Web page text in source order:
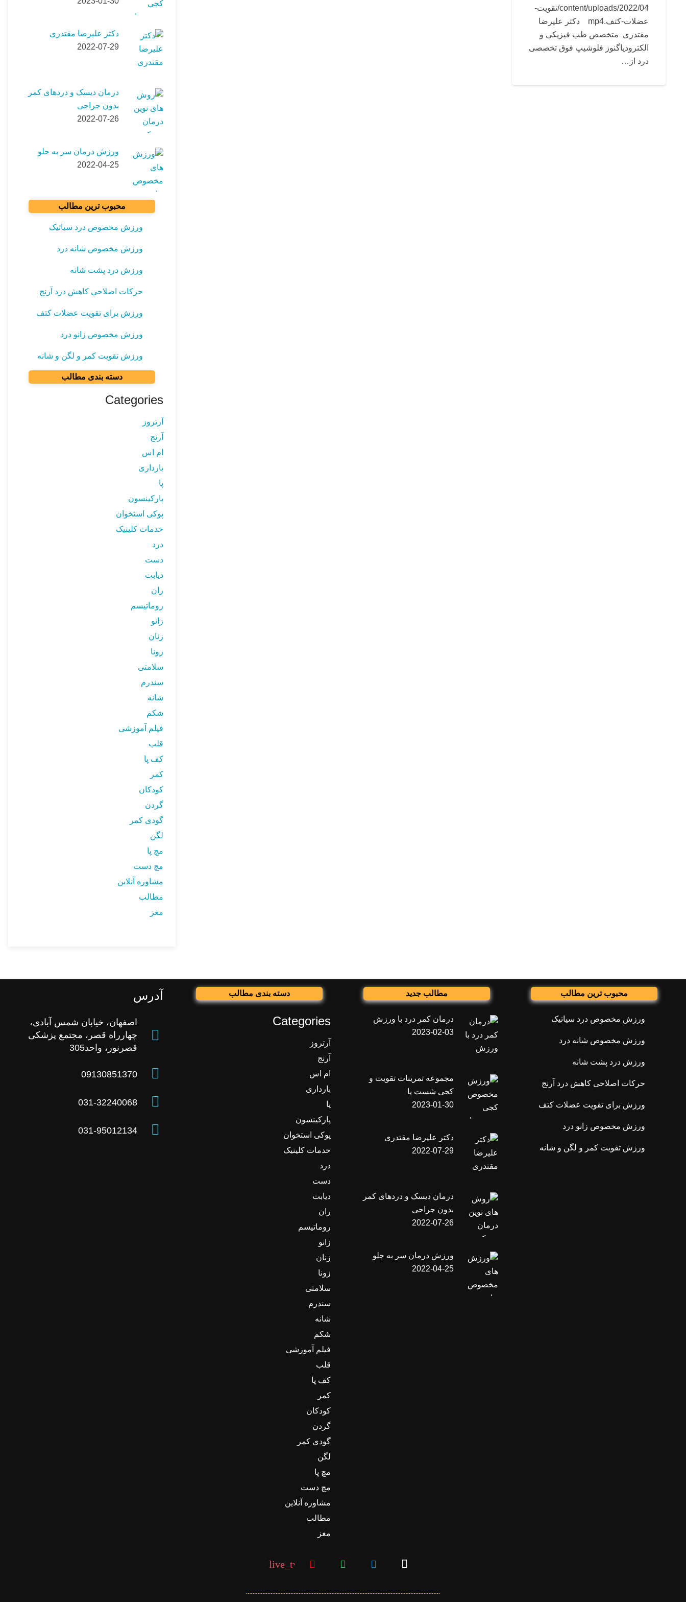
content/uploads/2022/04/تقویت-
عضلات-کتف.mp4 دکتر علیرضا
مقتدری متخصص طب فیزیکی و
الکترودیاگنوز فلوشیپ فوق تخصصی
درد از…
دکتر علیرضا مقتدری
2022-07-29
درمان دیسک و دردهای کمر
بدون جراحی
2022-07-26
ورزش درمان سر به جلو
2022-04-25
محبوب ترین مطالب
ورزش مخصوص درد سیاتیک
ورزش مخصوص شانه درد
ورزش درد پشت شانه
حرکات اصلاحی کاهش درد آرنج
ورزش برای تقویت عضلات کتف
ورزش مخصوص زانو درد
ورزش تقویت کمر و لگن و شانه
دسته بندی مطالب
Categories
آرتروز
آرنج
ام اس
بارداری
پا
پارکینسون
پوکی استخوان
خدمات کلینیک
درد
دست
دیابت
ران
روماتیسم
زانو
زنان
زونا
سلامتی
سندرم
شانه
شکم
فیلم آموزشی
قلب
کف پا
کمر
کودکان
گردن
گودی کمر
لگن
مچ پا
مچ دست
مشاوره آنلاین
مطالب
مغز
محبوب ترین مطالب
ورزش مخصوص درد سیاتیک
ورزش مخصوص شانه درد
ورزش درد پشت شانه
حرکات اصلاحی کاهش درد آرنج
ورزش برای تقویت عضلات کتف
ورزش مخصوص زانو درد
ورزش تقویت کمر و لگن و شانه
مطالب جدید
درمان کمر درد با ورزش
2023-02-03
مجموعه تمرینات تقویت و
کجی شست پا
2023-01-30
دکتر علیرضا مقتدری
2022-07-29
درمان دیسک و دردهای کمر
بدون جراحی
2022-07-26
ورزش درمان سر به جلو
2022-04-25
دسته بندی مطالب
Categories
آرتروز
آرنج
ام اس
بارداری
پا
پارکینسون
پوکی استخوان
خدمات کلینیک
درد
دست
دیابت
ران
روماتیسم
زانو
زنان
زونا
سلامتی
سندرم
شانه
شکم
فیلم آموزشی
قلب
کف پا
کمر
کودکان
گردن
گودی کمر
لگن
مچ پا
مچ دست
مشاوره آنلاین
مطالب
مغز
آدرس
اصفهان، خیابان شمس آبادی،
چهارراه قصر، مجتمع پزشکی
قصرنور، واحد305
09130851370
031-32240068
031-95012134
live_tv